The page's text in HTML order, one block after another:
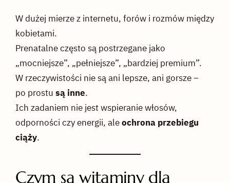
W dużej mierze z internetu, forów i rozmów między
kobietami.
Prenatalne często są postrzegane jako
„mocniejsze”, „pełniejsze”, „bardziej premium”.
W rzeczywistości nie są ani lepsze, ani gorsze –
po prostusą inne.
Ich zadaniem nie jest wspieranie włosów,
odporności czy energii, aleochrona przebiegu
ciąży.
Czym są witaminy dla